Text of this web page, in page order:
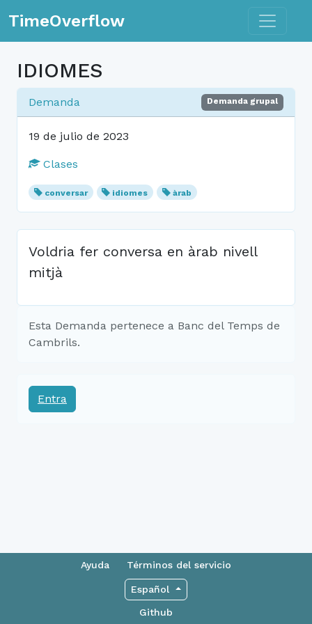
TimeOverflow Toggle
IDIOMES
Demanda Demanda grupal
19 de julio de 2023
Clases
conversar idiomes àrab
Voldria fer conversa en àrab nivell
mitjà
Esta Demanda pertenece a Banc del Temps de
Cambrils.
Entra
Ayuda Términos del servicio
Español
Github